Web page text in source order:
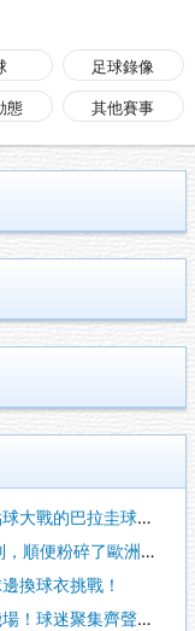
足球錄像
態 其他賽事
的巴拉圭球迷，突然
便粉碎了歐洲謠言
球衣挑戰！
球迷聚集齊聲怒斥其滾